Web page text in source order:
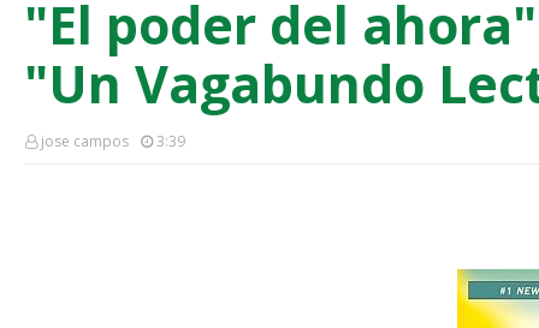
"El poder del
"Un Vagabundo
jose campos 3:39